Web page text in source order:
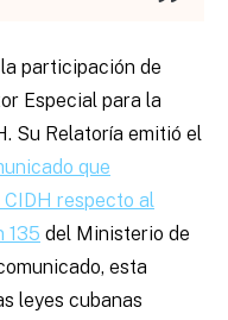
participación de
Especial para la
Su Relatoría emitió el
que
respecto al
135 del Ministerio de
esta
leyes cubanas